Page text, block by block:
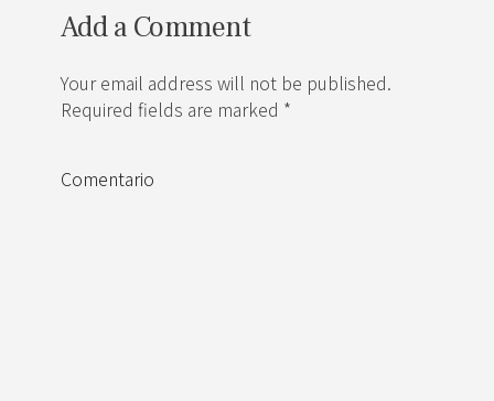
Add a Comment
Your email address will not be published.
Required fields are marked *
Comentario